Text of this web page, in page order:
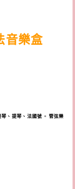
音樂盒
、提琴、法國號 + 管弦樂